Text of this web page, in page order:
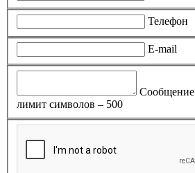
Телефон
E-mail
Сообщение
лимит символов – 500